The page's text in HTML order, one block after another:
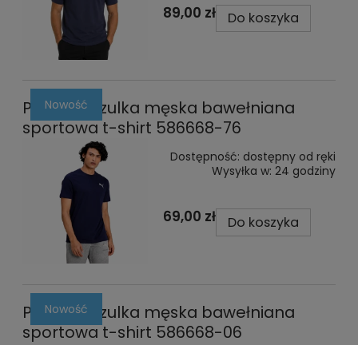
89,00 zł Do koszyka
Puma koszulka męska bawełniana
sportowa t-shirt 586668-76
Dostępność: dostępny od ręki
Wysyłka w: 24 godziny
69,00 zł Do koszyka
Nowość
Puma koszulka męska bawełniana
sportowa t-shirt 586668-06
Nowość